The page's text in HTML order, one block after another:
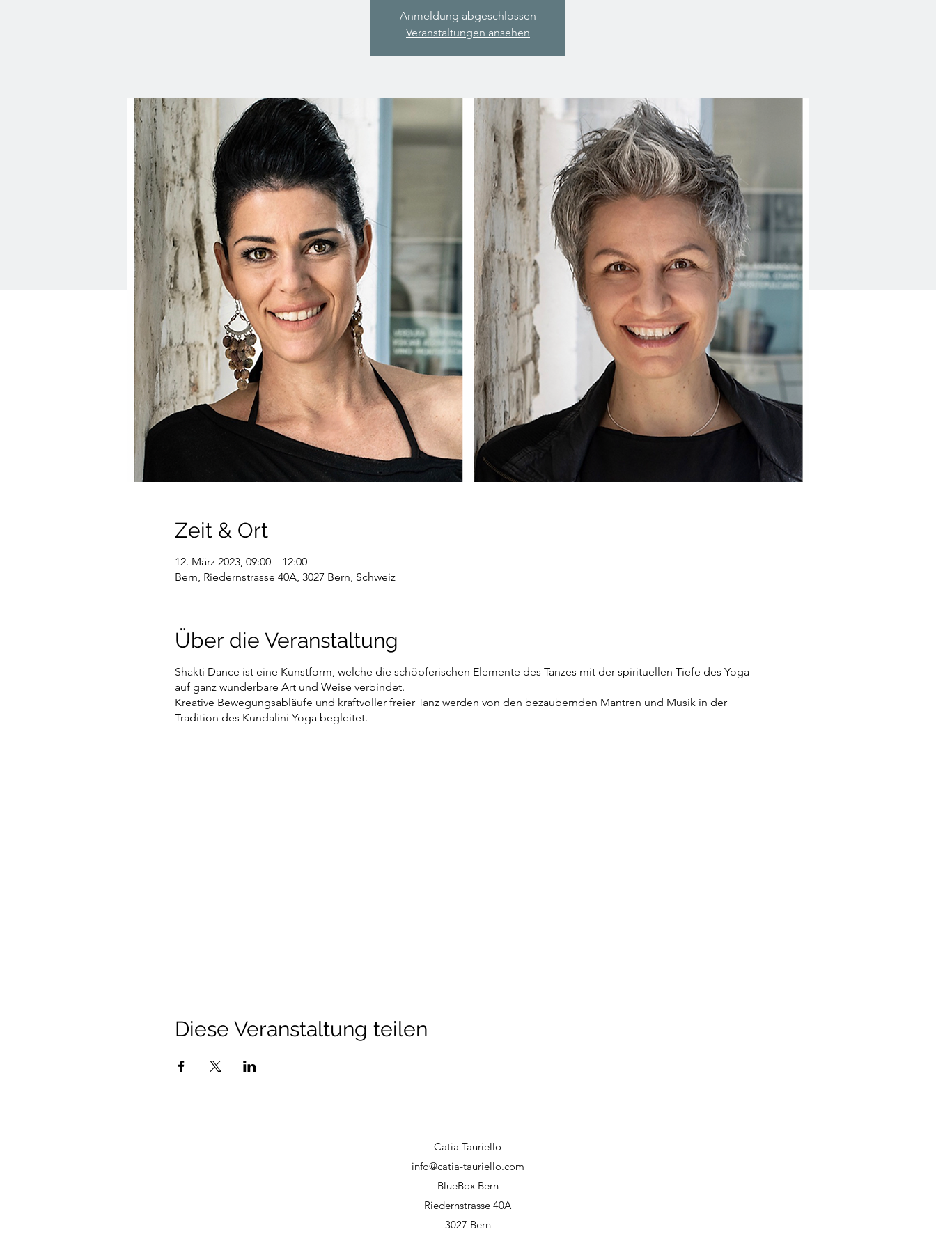
Anmeldung abgeschlossen
Veranstaltungen ansehen
Zeit & Ort
12. März 2023, 09:00 – 12:00
Bern, Riedernstrasse 40A, 3027 Bern, Schweiz
Über die Veranstaltung
Shakti Dance ist eine Kunstform, welche die schöpferischen Elemente des Tanzes mit der spirituellen Tiefe des Yoga
auf ganz wunderbare Art und Weise verbindet.
Kreative Bewegungsabläufe und kraftvoller freier Tanz werden von den bezaubernden Mantren und Musik in der
Tradition des Kundalini Yoga begleitet.
Diese Veranstaltung teilen
Catia Tauriello
info@catia-tauriello.com
BlueBox Bern
Riedernstrasse 40A
3027 Bern